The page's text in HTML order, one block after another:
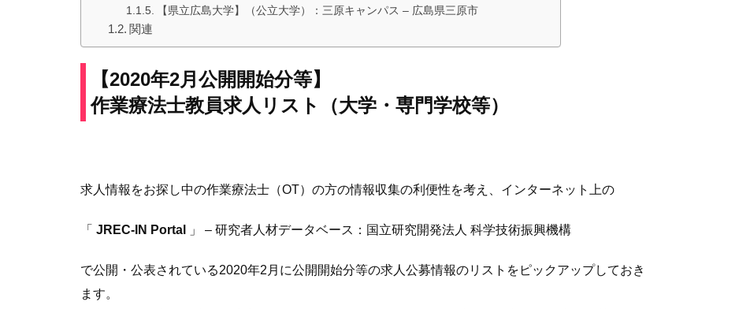
【県立広島大学】（公立大学）：三原キャンパス – 広島県三原市
関連
【2020年2月公開開始分等】
作業療法士教員求人 リスト（大学・専門学校等）
求人情報をお探し中の作業療法士（OT）の方の情報収集の利便性を考え、インターネット上の
「 JREC-IN Portal 」 – 研究者人材データベース：国立研究開発法人 科学技術振興機構
で公開・公表されている2020年2月に公開開始分等の求人公募情報のリストをピックアップしておき
ます。